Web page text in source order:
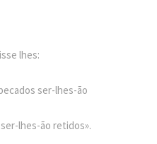
lhes:
ser-lhes-ão
lhes-ão retidos».